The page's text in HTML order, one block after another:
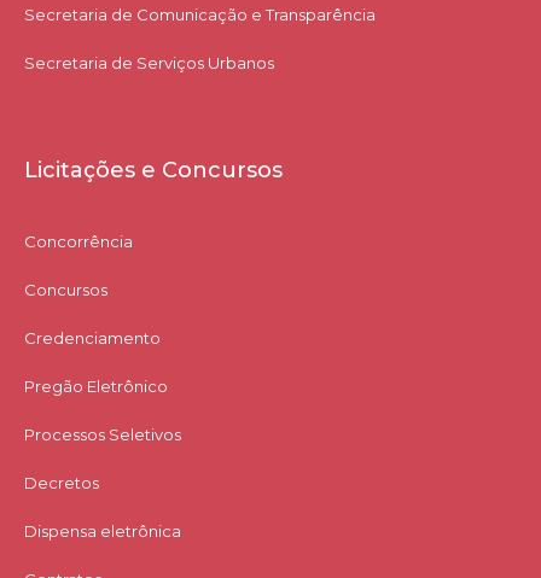
Secretaria de Comunicação e Transparência
Secretaria de Serviços Urbanos
Licitações e Concursos
Concorrência
Concursos
Credenciamento
Pregão Eletrônico
Processos Seletivos
Decretos
Dispensa eletrônica